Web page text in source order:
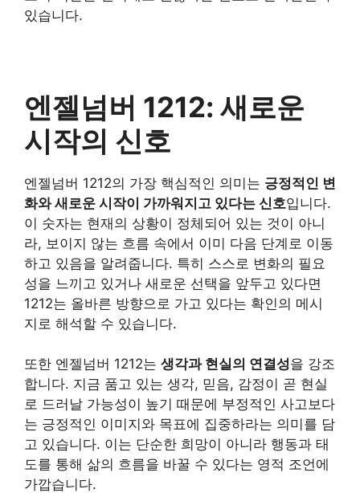
있습니다.
엔젤넘버 1212: 새로운
시작의 신호
엔젤넘버 1212의 가장 핵심적인 의미는 긍정적인 변
화와 새로운 시작이 가까워지고 있다는 신호입니다.
이 숫자는 현재의 상황이 정체되어 있는 것이 아니
라, 보이지 않는 흐름 속에서 이미 다음 단계로 이동
하고 있음을 알려줍니다. 특히 스스로 변화의 필요
성을 느끼고 있거나 새로운 선택을 앞두고 있다면
1212는 올바른 방향으로 가고 있다는 확인의 메시
지로 해석할 수 있습니다.
또한 엔젤넘버 1212는 생각과 현실의 연결성을 강조
합니다. 지금 품고 있는 생각, 믿음, 감정이 곧 현실
로 드러날 가능성이 높기 때문에 부정적인 사고보다
는 긍정적인 이미지와 목표에 집중하라는 의미를 담
고 있습니다. 이는 단순한 희망이 아니라 행동과 태
도를 통해 삶의 흐름을 바꿀 수 있다는 영적 조언에
가깝습니다.